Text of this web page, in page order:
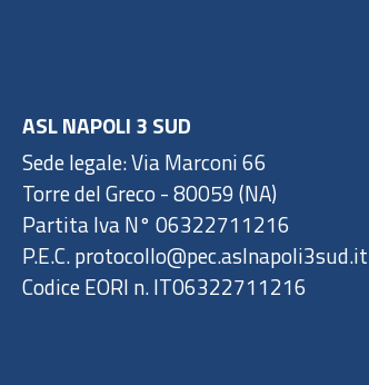
ASL NAPOLI 3 SUD
Sede legale: Via Marconi 66
Torre del Greco - 80059 (NA)
Partita Iva N° 06322711216
P.E.C. protocollo@pec.aslnapoli3sud.it
Codice EORI n. IT06322711216